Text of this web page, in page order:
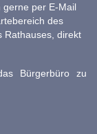
per E-Mail
des
Rathauses, direkt
Bürgerbüro zu